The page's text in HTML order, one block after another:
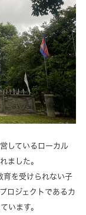
しているローカル
ました。
を受けられない子
ロジェクトであるカ
います。